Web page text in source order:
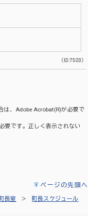
（ID:7503）
は、Adobe Acrobat(R)が必要で
要です。正しく表示されない
ページの先頭へ
長室
町長スケジュール